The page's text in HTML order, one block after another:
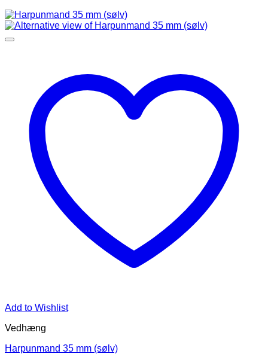
Add to Wishlist
Vedhæng
Harpunmand 35 mm (sølv)